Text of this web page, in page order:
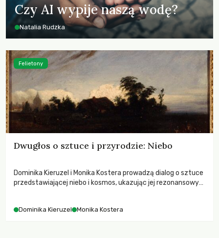
Czy AI wypije naszą wodę?
Natalia Rudzka
Dwugłos o sztuce i przyrodzie: Niebo
Dominika Kieruzel i Monika Kostera prowadzą dialog o sztuce
przedstawiającej niebo i kosmos, ukazując jej rezonansowy
Dominika Kieruzel Monika Kostera
Felietony